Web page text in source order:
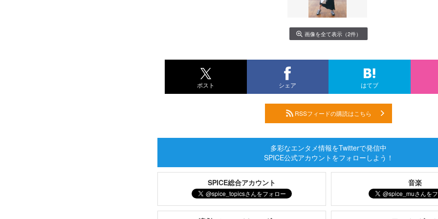
画像を全て表示（2件）
ポスト シェア はてブ
RSSフィードの購読はこちら
多彩なエンタメ情報をTwitterで発信中
SPICE公式アカウントをフォローしよう！
SPICE総合アカウント 音楽